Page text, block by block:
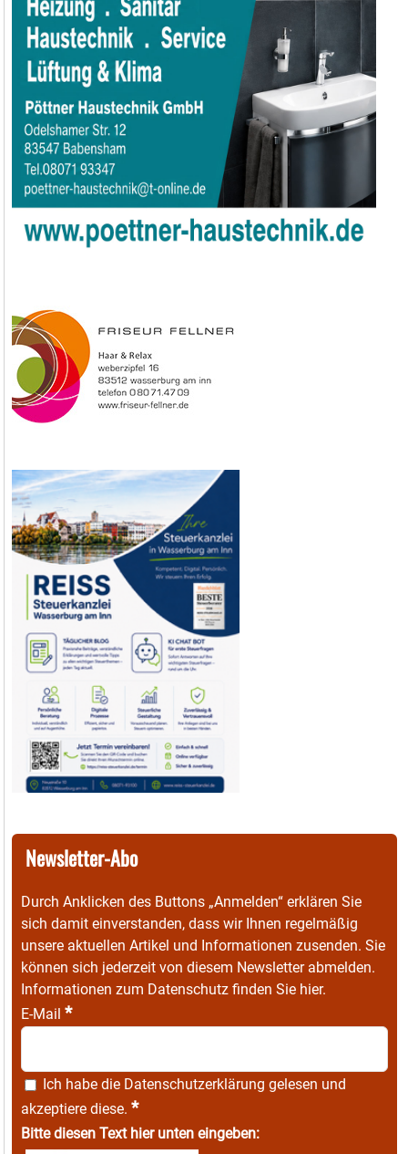
Newsletter-Abo
Durch Anklicken des Buttons „Anmelden“ erklären Sie
sich damit einverstanden, dass wir Ihnen regelmäßig
unsere aktuellen Artikel und Informationen zusenden. Sie
können sich jederzeit von diesem Newsletter abmelden.
Informationen zum Datenschutz finden Sie hier.
E-Mail *
Ich habe die Datenschutzerklärung gelesen und
akzeptiere diese. *
Bitte diesen Text hier unten eingeben: